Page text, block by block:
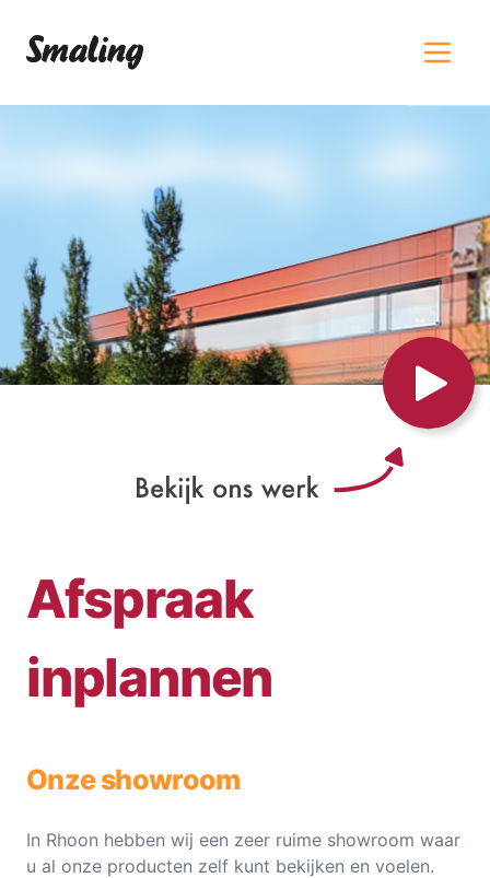
Afspraak
inplannen
Onze showroom
In Rhoon hebben wij een zeer ruime showroom waar
u al onze producten zelf kunt bekijken en voelen.